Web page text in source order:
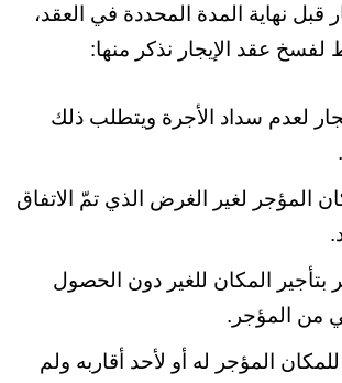
قبل نهاية المدة المحددة في العقد،
عقد الإيجار نذكر منها:
لعدم سداد الأجرة ويتطلب ذلك
المؤجر لغير الغرض الذي تمّ الاتفاق
بتأجير المكان للغير دون الحصول
من المؤجر.
المؤجر له أو لأحد أقاربه ولم